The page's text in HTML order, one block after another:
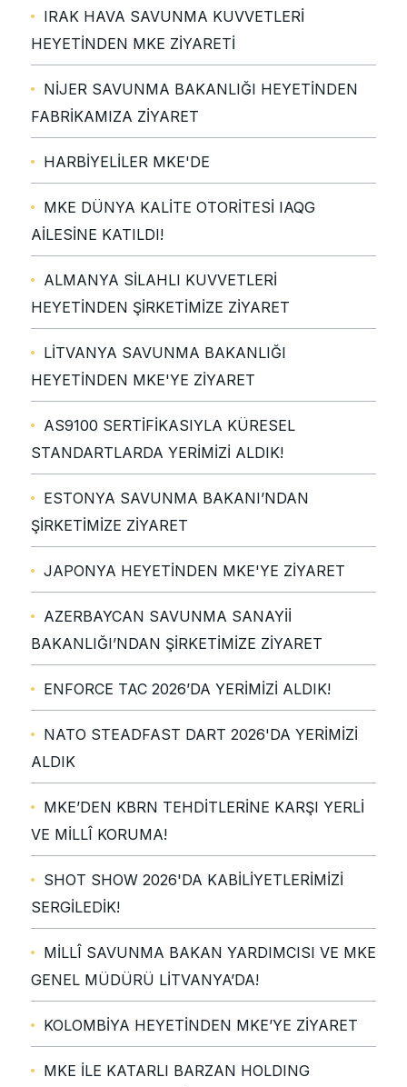
IRAK HAVA SAVUNMA KUVVETLERİ
HEYETİNDEN MKE ZİYARETİ
NİJER SAVUNMA BAKANLIĞI HEYETİNDEN
FABRİKAMIZA ZİYARET
HARBİYELİLER MKE'DE
MKE DÜNYA KALİTE OTORİTESİ IAQG
AİLESİNE KATILDI!
ALMANYA SİLAHLI KUVVETLERİ
HEYETİNDEN ŞİRKETİMİZE ZİYARET
LİTVANYA SAVUNMA BAKANLIĞI
HEYETİNDEN MKE'YE ZİYARET
AS9100 SERTİFİKASIYLA KÜRESEL
STANDARTLARDA YERİMİZİ ALDIK!
ESTONYA SAVUNMA BAKANI’NDAN
ŞİRKETİMİZE ZİYARET
JAPONYA HEYETİNDEN MKE'YE ZİYARET
AZERBAYCAN SAVUNMA SANAYİİ
BAKANLIĞI’NDAN ŞİRKETİMİZE ZİYARET
ENFORCE TAC 2026’DA YERİMİZİ ALDIK!
NATO STEADFAST DART 2026'DA YERİMİZİ
ALDIK
MKE’DEN KBRN TEHDİTLERİNE KARŞI YERLİ
VE MİLLÎ KORUMA!
SHOT SHOW 2026'DA KABİLİYETLERİMİZİ
SERGİLEDİK!
MİLLÎ SAVUNMA BAKAN YARDIMCISI VE MKE
GENEL MÜDÜRÜ LİTVANYA’DA!
KOLOMBİYA HEYETİNDEN MKE’YE ZİYARET
MKE İLE KATARLI BARZAN HOLDING